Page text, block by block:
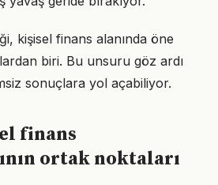
kişisel finans alanında öne
biri. Bu unsuru göz ardı
sonuçlara yol açabiliyor.
finans
ortak noktaları